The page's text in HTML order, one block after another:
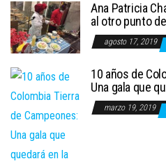
Ana Patricia
al otro punto
agosto 17, 2019
10 años de
Una gala que
marzo 19, 2019